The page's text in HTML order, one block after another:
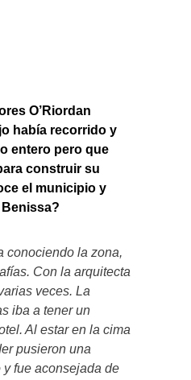
O’Riordan
había recorrido y
entero pero que
construir su
el municipio y
conociendo la zona,
Con la arquitecta
veces. La
iba a tener un
Al estar en la cima
pusieron una
fue aconsejada de